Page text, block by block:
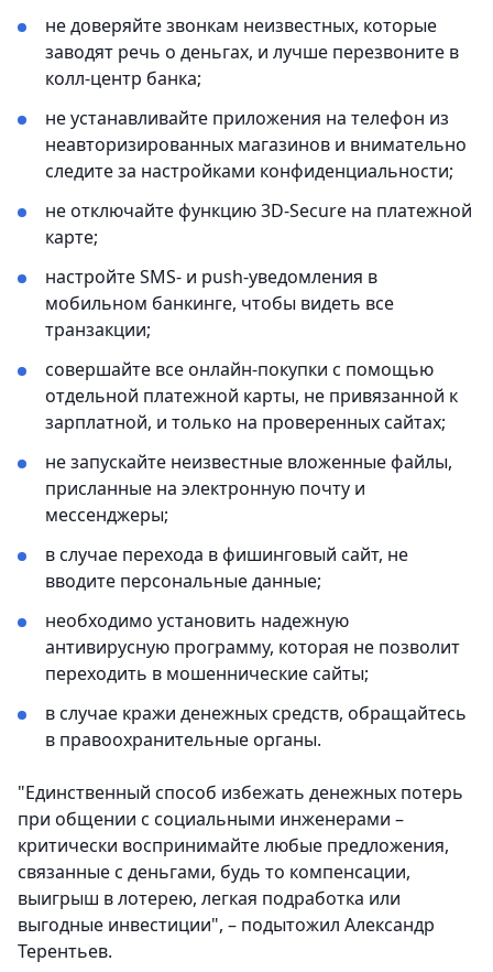
не доверяйте звонкам неизвестных, которые
заводят речь о деньгах, и лучше перезвоните в
колл-центр банка;
не устанавливайте приложения на телефон из
неавторизированных магазинов и внимательно
следите за настройками конфиденциальности;
не отключайте функцию 3D-Secure на платежной
карте;
настройте SMS- и push-уведомления в
мобильном банкинге, чтобы видеть все
транзакции;
совершайте все онлайн-покупки с помощью
отдельной платежной карты, не привязанной к
зарплатной, и только на проверенных сайтах;
не запускайте неизвестные вложенные файлы,
присланные на электронную почту и
мессенджеры;
в случае перехода в фишинговый сайт, не
вводите персональные данные;
необходимо установить надежную
антивирусную программу, которая не позволит
переходить в мошеннические сайты;
в случае кражи денежных средств, обращайтесь
в правоохранительные органы.
"Единственный способ избежать денежных потерь
при общении с социальными инженерами –
критически воспринимайте любые предложения,
связанные с деньгами, будь то компенсации,
выигрыш в лотерею, легкая подработка или
выгодные инвестиции", – подытожил Александр
Терентьев.